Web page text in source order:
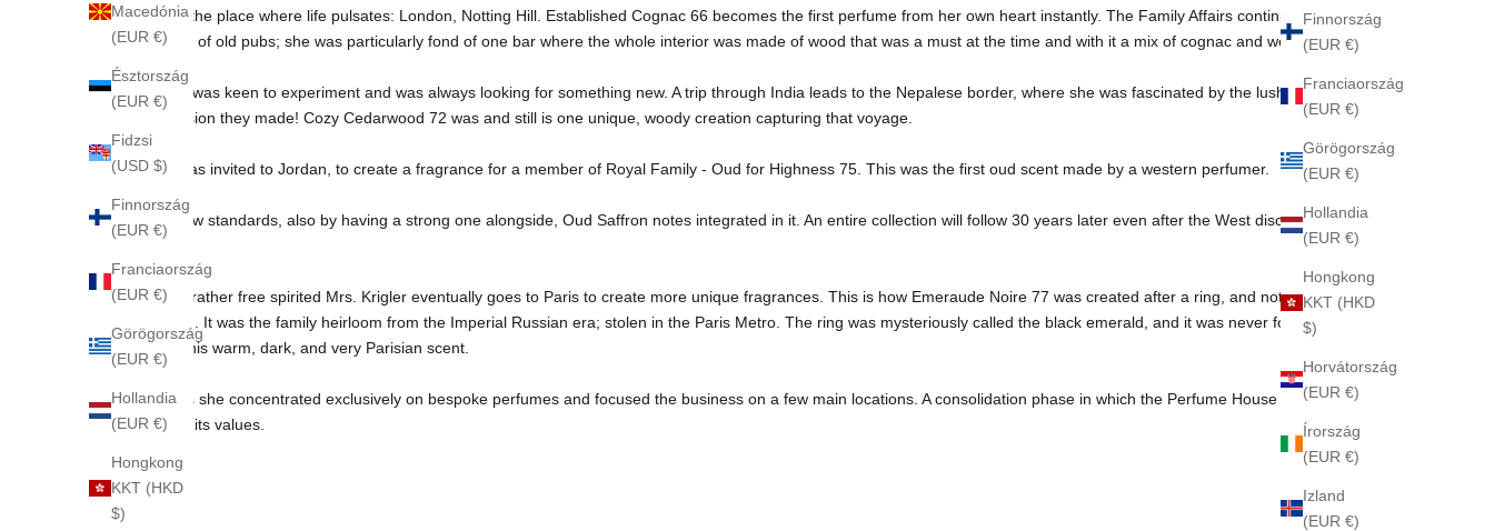
Finnország
(EUR €)
Franciaország
(EUR €)
Görögország
(EUR €)
Hollandia
(EUR €)
Hongkong
KKT (HKD
$)
Horvátország
(EUR €)
Írország
(EUR €)
Izland
(EUR €)
Macedónia
(EUR €)
Észtország
(EUR €)
Fidzsi
(USD $)
Finnország
(EUR €)
Franciaország
(EUR €)
Görögország
(EUR €)
Hollandia
(EUR €)
Hongkong
KKT (HKD
$)
husband to the place where life pulsates: London, Notting Hill. Established Cognac 66 becomes the first perfume from her own heart instantly. The Family Affairs continues.... Based
on the scent of old pubs; she was particularly fond of one bar where the whole interior was made of wood that was a must at the time and with it a mix of cognac and wood became a
scent.
Mrs. Krigler was keen to experiment and was always looking for something new. A trip through India leads to the Nepalese border, where she was fascinated by the lush cedar forests
- an impression they made! Cozy Cedarwood 72 was and still is one unique, woody creation capturing that voyage.
Then she was invited to Jordan, to create a fragrance for a member of Royal Family - Oud for Highness 75. This was the first oud scent made by a western perfumer.
This sets new standards, also by having a strong one alongside, Oud Saffron notes integrated in it. An entire collection will follow 30 years later even after the West discovers Oud for
Freigeist or rather free spirited Mrs. Krigler eventually goes to Paris to create more unique fragrances. This is how Emeraude Noire 77 was created after a ring, and not just any ring,
disappeared. It was the family heirloom from the Imperial Russian era; stolen in the Paris Metro. The ring was mysteriously called the black emerald, and it was never found. What
remains is this warm, dark, and very Parisian scent.
In the 1980s she concentrated exclusively on bespoke perfumes and focused the business on a few main locations. A consolidation phase in which the Perfume House Krigler
reflected on its values.